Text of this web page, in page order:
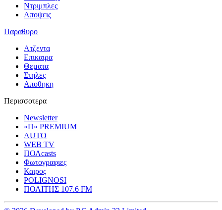
Ντριμπλες
Αποψεις
Παραθυρο
Ατζεντα
Επικαιρα
Θεματα
Στηλες
Αποθηκη
Περισσοτερα
Newsletter
«Π» PREMIUM
AUTO
WEB TV
ΠΟΛcasts
Φωτογραφιες
Καιρος
POLIGNOSI
ΠΟΛΙΤΗΣ 107.6 FM